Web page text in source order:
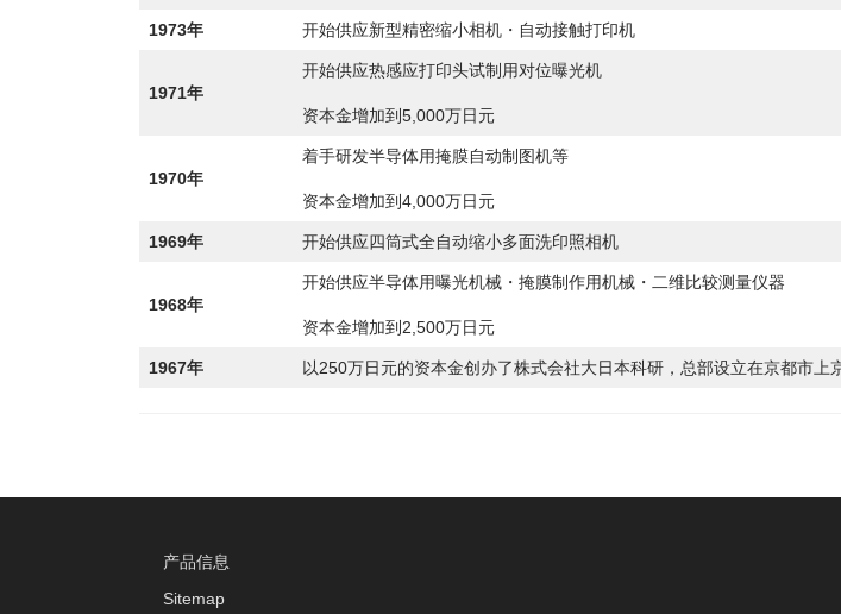
1973年 开始供应新型精密缩小相机・自动接触打印机
1971年
开始供应热感应打印头试制用对位曝光机
资本金增加到5,000万日元
1970年
着手研发半导体用掩膜自动制图机等
资本金增加到4,000万日元
1969年 开始供应四筒式全自动缩小多面洗印照相机
1968年
开始供应半导体用曝光机械・掩膜制作用机械・二维比较测量仪器
资本金增加到2,500万日元
1967年 以250万日元的资本金创办了株式会社大日本科研，总部设立在京都市上
产品信息
Sitemap